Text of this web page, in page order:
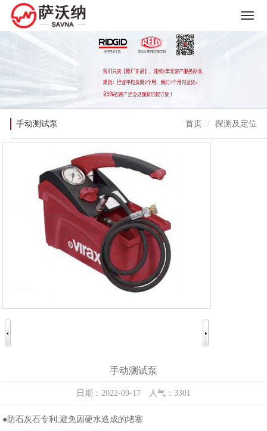
手动测试泵 首页 探测及定位
手动测试泵
日期：2022-09-17 人气：3301
●防石灰石专利,避免因硬水造成的堵塞